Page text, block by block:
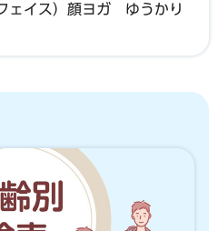
ェイス）顔ヨガ ゆうかり